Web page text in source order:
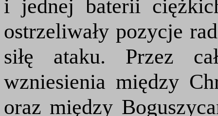
i jednej baterii
ostrzeliwały pozycje
siłę ataku. Przez
wzniesienia między
oraz między